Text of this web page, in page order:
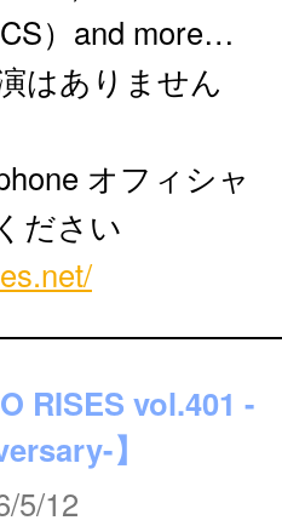
）and more…
はありません
オフィシャ
ださい
RISES vol.401 -
】
5/12